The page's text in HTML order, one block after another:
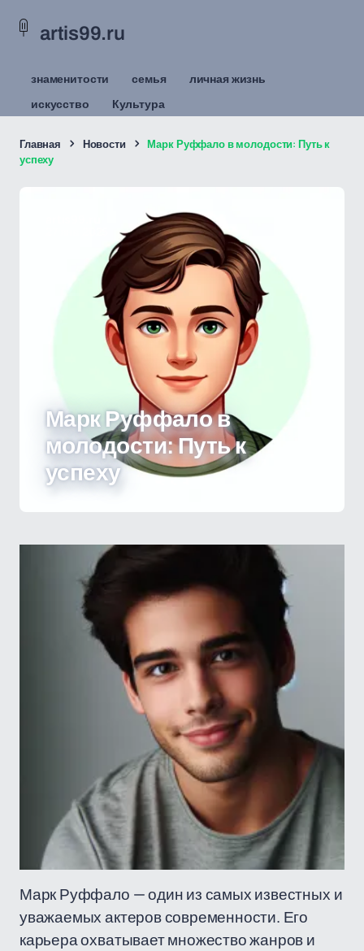
artis99.ru
знаменитости семья
личная жизнь
искусство
Культура
Главная Новости
Марк Руффало в молодости: Путь к
успеху
Марк Руффало в
молодости: Путь к
успеху
Марк Руффало — один из самых известных и
уважаемых актеров современности. Его
карьера охватывает множество жанров и